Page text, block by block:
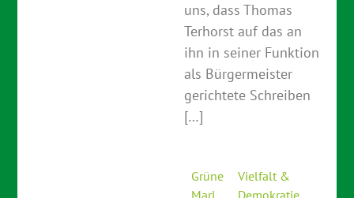
uns, dass Thomas
Terhorst auf das an
ihn in seiner Funktion
als Bürgermeister
gerichtete Schreiben
[…]
Grüne
Vielfalt &